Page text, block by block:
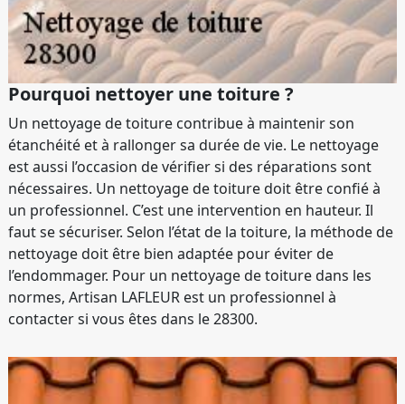
Pourquoi nettoyer une toiture ?
Un nettoyage de toiture contribue à maintenir son
étanchéité et à rallonger sa durée de vie. Le nettoyage
est aussi l’occasion de vérifier si des réparations sont
nécessaires. Un nettoyage de toiture doit être confié à
un professionnel. C’est une intervention en hauteur. Il
faut se sécuriser. Selon l’état de la toiture, la méthode de
nettoyage doit être bien adaptée pour éviter de
l’endommager. Pour un nettoyage de toiture dans les
normes, Artisan LAFLEUR est un professionnel à
contacter si vous êtes dans le 28300.